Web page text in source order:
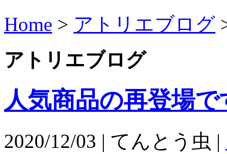
Home > アトリエブログ
アトリエブログ
人気商品の再登場で
2020/12/03 | てんとう虫 |